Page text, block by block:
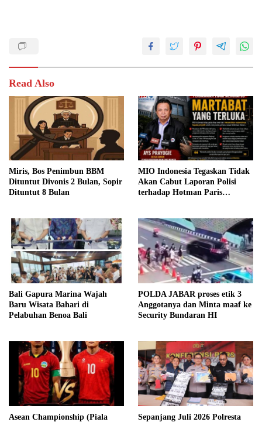
Read Also
Miris, Bos Penimbun BBM
Dituntut Divonis 2 Bulan, Sopir
Dituntut 8 Bulan
MIO Indonesia Tegaskan Tidak
Akan Cabut Laporan Polisi
terhadap Hotman Paris
Bali Gapura Marina Wajah
Baru Wisata Bahari di
Pelabuhan Benoa Bali
POLDA JABAR proses etik 3
Anggotanya dan Minta maaf ke
Security Bundaran HI
Asean Championship (Piala
Sepanjang Juli 2026 Polresta